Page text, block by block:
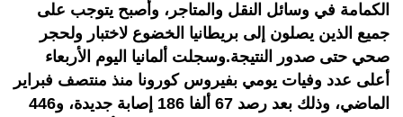
الكمامة في وسائل النقل والمتاجر، وأصبح يتوجب على
جميع الذين يصلون إلى بريطانيا الخضوع لاختبار ولحجر
صحي حتى صدور النتيجة.وسجلت ألمانيا اليوم الأربعاء
أعلى عدد وفيات يومي بفيروس كورونا منذ منتصف فبراير
الماضي، وذلك بعد رصد 67 ألفا 186 إصابة جديدة، و446